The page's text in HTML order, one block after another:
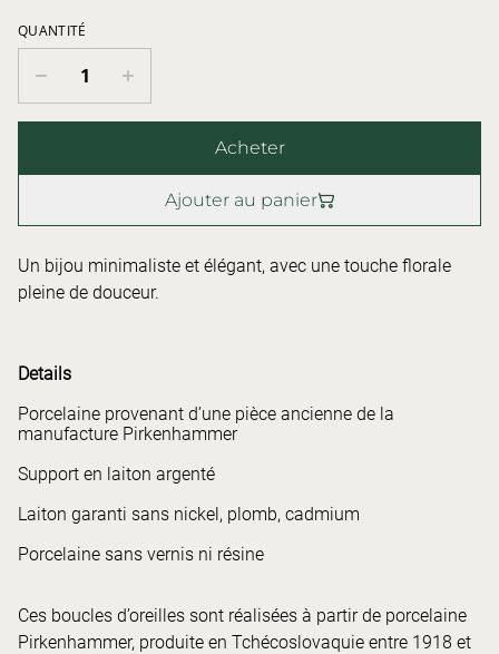
QUANTITÉ
Acheter
Ajouter au panier
Un bijou minimaliste et élégant, avec une touche florale
pleine de douceur.
Details
Porcelaine provenant d’une pièce ancienne de la
manufacture Pirkenhammer
Support en laiton argenté
Laiton garanti sans nickel, plomb, cadmium
Porcelaine sans vernis ni résine
Ces boucles d’oreilles sont réalisées à partir de porcelaine
Pirkenhammer, produite en Tchécoslovaquie entre 1918 et